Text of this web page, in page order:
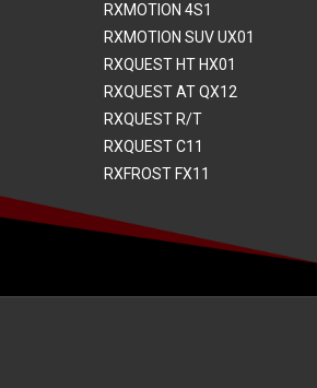
RXMOTION 4S1
RXMOTION SUV UX01
RXQUEST HT HX01
RXQUEST AT QX12
RXQUEST R/T
RXQUEST C11
RXFROST FX11